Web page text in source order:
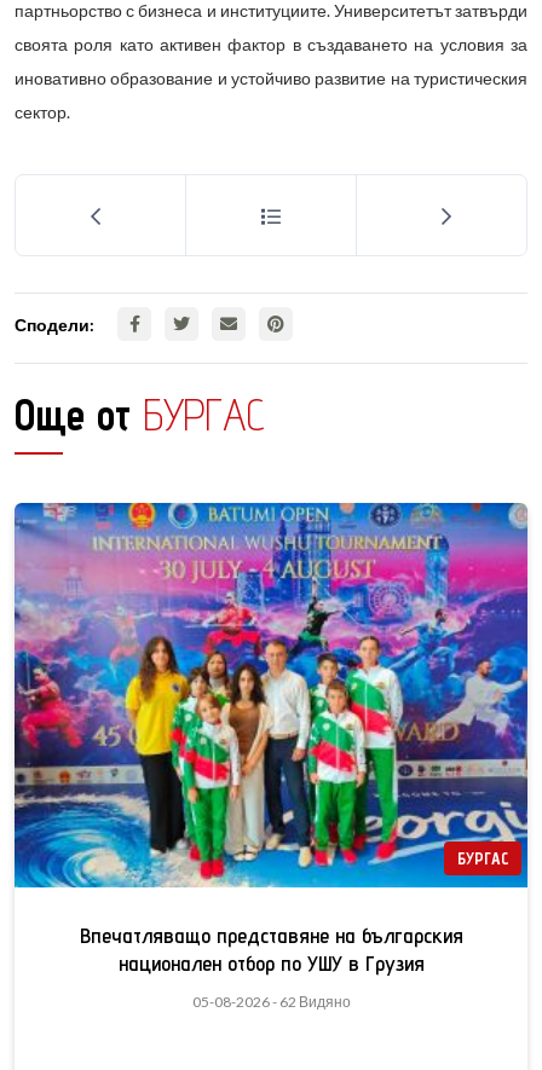
партньорство с бизнеса и институциите. Университетът затвърди
своята роля като активен фактор в създаването на условия за
иновативно образование и устойчиво развитие на туристическия
сектор.
Сподели:
Още от БУРГАС
БУРГАС
Впечатляващо представяне на българския
национален отбор по УШУ в Грузия
05-08-2026 - 62 Видяно